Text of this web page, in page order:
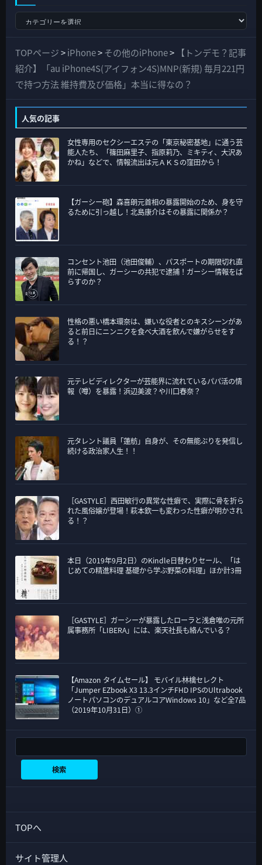
て
の
カ
リ
ー
TOPページ>iPhone>その他のiPhone>
【トンデモ？記事
紹介】「au iPhone4S(アイフォン4S)MNP(新規) 毎月221円
で持つ方法 維持費及び価格」本当に得なの？
人気の記事
女性専用のセクシーエステの「東京秘密基地」に通う芸
能人たち、「篠田麻里子、指原莉乃、ミキティ、大沢あ
かね」などで、情報流出は元ＡＫＳの窪田から！
【ガーシー砲】森喜朗元首相の暴露開始のため、身を守
るために引っ越し！北島康介はその暴露に関係か？
コンセント池田（池田俊輔）、パスポートの期限切れ直
前に帰国し、ガーシーの共犯で逮捕！ガーシー情報をば
らすのか？
性格の悪い橋本環奈は、嫌いな役者とのキスシーンがあ
ると前日にニンニクを食べ大酒を飲んで嫌がらせをす
る！？
元テレビディレクターが芸能界に流れているパパ活の情
報（噂）を暴露！浜辺美波？や川口春奈？
元タレント議員「蓮舫」自身が、その無能ぶりを発信し
続ける政治家人生！！
［GASTYLE］西田敏行の異常な性癖で、実際に骨を折ら
れた風俗嬢が登場！萩本欽一も変わった性癖が明かされ
る！？
本日（2019年9月2日）のKindle日替わりセール、「は
じめての精進料理 基礎から学ぶ野菜の料理」ほか計3冊
［GASTYLE］ガーシーが暴露したローラと浅倉唯の元所
属事務所「LIBERA」には、楽天社長も絡んでいる？
【Amazon タイムセール】 モバイル林檎セレクト
「Jumper EZbook X3 13.3インチFHD IPSのUltrabook
ノートパソコンのデュアルコアWindows 10」など全7品
（2019年10月31日）①
検索
TOPへ
サイト管理人